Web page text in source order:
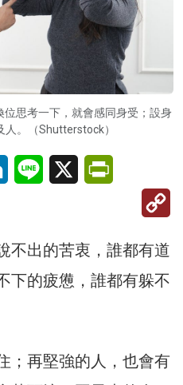
思考一下，就會感同身受；設身
人。（Shutterstock）
LinkedInLine X
不出的苦衷，誰都有道
下的疲憊，誰都有躲不
；再堅強的人，也會有